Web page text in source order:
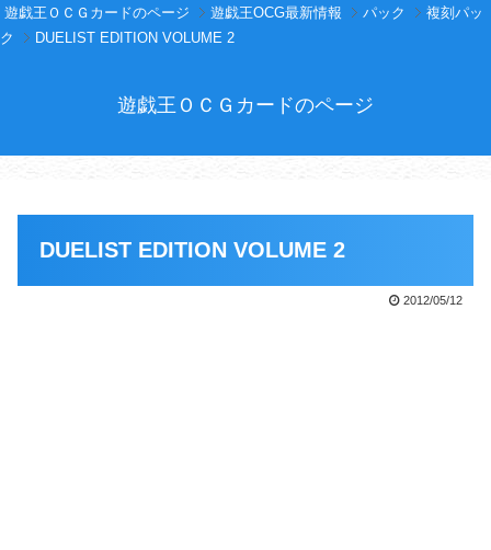
遊戯王ＯＣＧカードのページ 遊戯王OCG最新情報 パック
複刻パッ
ク
DUELIST EDITION VOLUME 2
遊戯王ＯＣＧカードのページ
DUELIST EDITION VOLUME 2
2012/05/12